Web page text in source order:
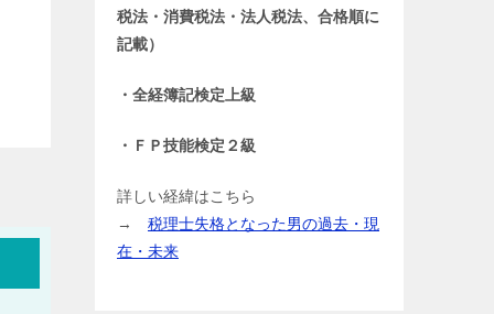
税法・消費税法・法人税法、合格順に
記載）
・全経簿記検定上級
・ＦＰ技能検定２級
詳しい経緯はこちら
→ 税理士失格となった男の過去・現
在・未来